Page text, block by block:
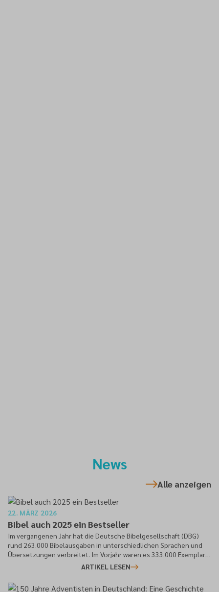
News
Alle anzeigen
22. MÄRZ 2026
Bibel auch 2025 ein Bestseller
Im vergangenen Jahr hat die Deutsche Bibelgesellschaft (DBG)
rund 263.000 Bibelausgaben in unterschiedlichen Sprachen und
Übersetzungen verbreitet. Im Vorjahr waren es 333.000 Exemplare.
Dies geht aus einer Pressemitteilung der DBG hervor.
ARTIKEL LESEN